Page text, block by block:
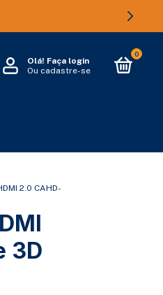
Olá! Faça login
Ou cadastre-se
0
2.0 CAHD-
3D